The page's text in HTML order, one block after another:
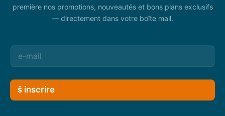
première nos promotions, nouveautés et bons plans exclusifs
— directement dans votre boîte mail.
š inscrire